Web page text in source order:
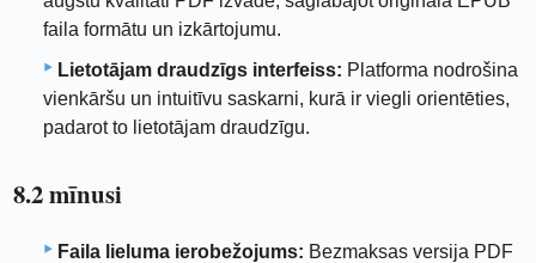
faila formātu un izkārtojumu.
Lietotājam draudzīgs interfeiss: Platforma nodrošina
vienkāršu un intuitīvu saskarni, kurā ir viegli orientēties,
padarot to lietotājam draudzīgu.
8.2 mīnusi
Faila lieluma ierobežojums: Bezmaksas versija PDF